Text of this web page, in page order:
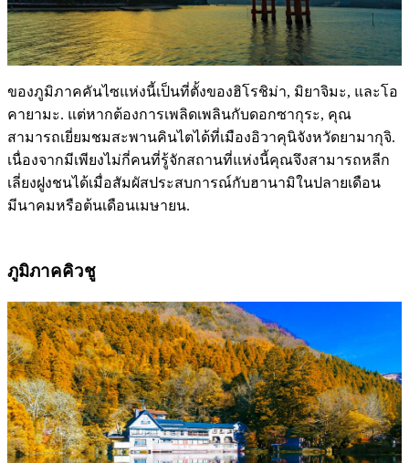
ของภูมิภาคคันไซแห่งนี้เป็นที่ตั้งของฮิโรชิม่า, มิยาจิมะ, และโอ
คายามะ. แต่หากต้องการเพลิดเพลินกับดอกซากุระ, คุณ
สามารถเยี่ยมชมสะพานคินไตได้ที่เมืองอิวาคุนิจังหวัดยามากุจิ.
เนื่องจากมีเพียงไม่กี่คนที่รู้จักสถานที่แห่งนี้คุณจึงสามารถหลีก
เลี่ยงฝูงชนได้เมื่อสัมผัสประสบการณ์กับฮานามิในปลายเดือน
มีนาคมหรือต้นเดือนเมษายน.
ภูมิภาคคิวชู